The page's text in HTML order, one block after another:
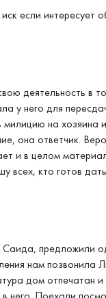
если интересует
деятельность в
у него для
на хозяина
она ответчик.
и в целом
всех, кто готов
предложили
нам
дом отпечатан и